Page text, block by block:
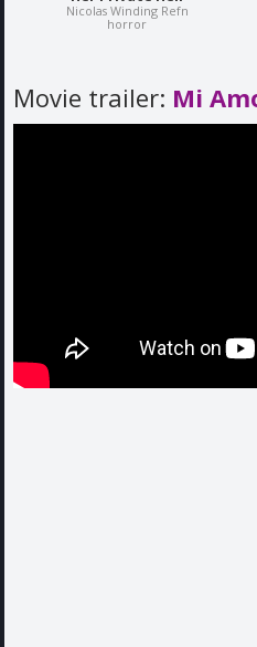
Nicolas Winding Refn
horror
Movie trailer: Mi